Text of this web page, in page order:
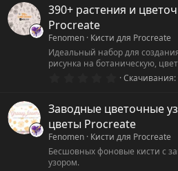
0
з
ё
з
д
390+ растения и
Procreate
Fenomen Кисти для Procreate
Идеальный набор для
рисунка на ботаническую,
0
0
з
в
ё
з
д
Скачивания
Заводные цветочные
цветы Procreate
Fenomen Кисти для Procreate
Бесшовных фоновые кисти с
узором.